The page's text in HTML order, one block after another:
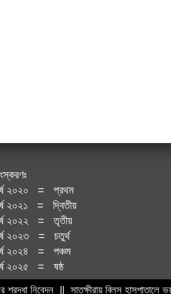
২০২০ = প্রথম
২০২১ = দ্বিতীয়
২০২২ = তৃতীয়
২০২৩ = চতুর্থ
২০২৪ = পঞ্চম
২০২৫ = ষষ্ঠ
নিবেদন || সাতক্ষীরায় ব্লিস হাসপাতালে